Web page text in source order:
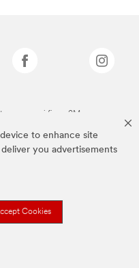
to enhance site
you advertisements
Cookies
firmy 3M.